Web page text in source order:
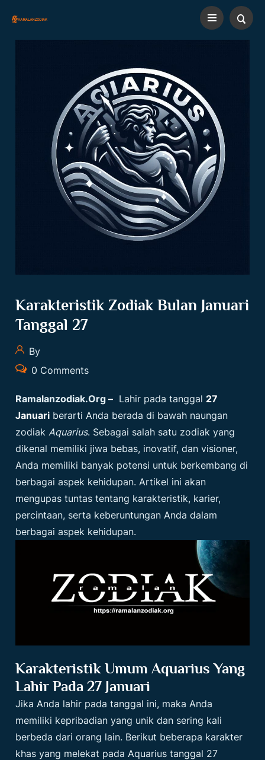
Karakteristik Zodiak Bulan Januari
Tanggal 27
By
0 Comments
Ramalanzodiak.org – Lahir pada tanggal27
Januari berarti Anda berada di bawah naungan
zodiak Aquarius. Sebagai salah satu zodiak yang
dikenal memiliki jiwa bebas, inovatif, dan visioner,
Anda memiliki banyak potensi untuk berkembang di
berbagai aspek kehidupan. Artikel ini akan
mengupas tuntas tentang karakteristik, karier,
percintaan, serta keberuntungan Anda dalam
berbagai aspek kehidupan.
Karakteristik Umum Aquarius Yang
Lahir Pada 27 Januari
Jika Anda lahir pada tanggal ini, maka Anda
memiliki kepribadian yang unik dan sering kali
berbeda dari orang lain. Berikut beberapa karakter
khas yang melekat pada Aquarius tanggal 27